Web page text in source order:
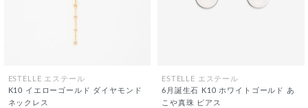
ESTELLE エステール
K10 イエローゴールド ダイヤモンド
ネックレス
ESTELLE エステール
6月誕生石 K10 ホワイトゴールド あ
こや真珠 ピアス